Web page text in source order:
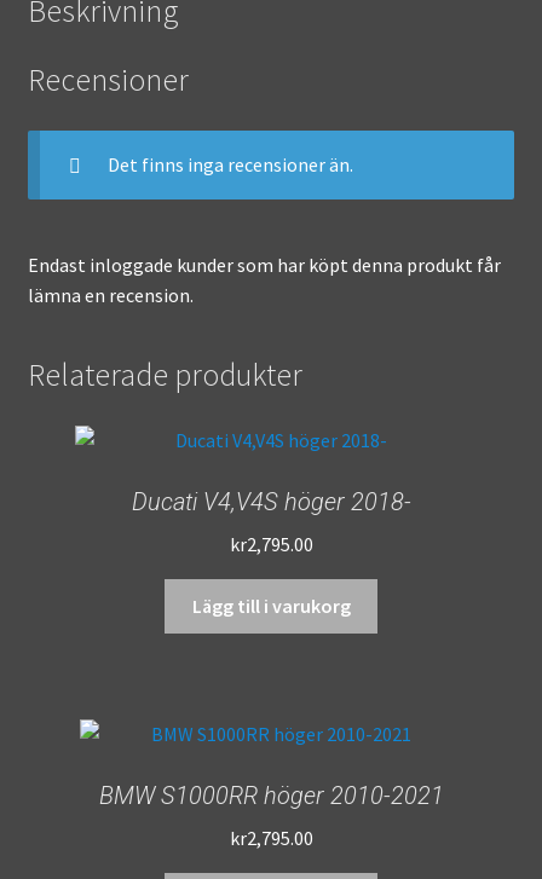
Beskrivning
Recensioner
Det finns inga recensioner än.
Endast inloggade kunder som har köpt denna produkt får
lämna en recension.
Relaterade produkter
Ducati V4,V4S höger 2018-
kr2,795.00
Lägg till i varukorg
BMW S1000RR höger 2010-2021
kr2,795.00